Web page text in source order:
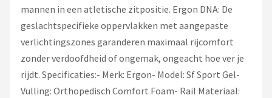
BBB Cycling
Schwalbe
Voltano
mannen in een atletische zitpositie. Ergon DNA: De
geslachtspecifieke oppervlakken met aangepaste
verlichtingszones garanderen maximaal rijcomfort
zonder verdoofdheid of ongemak, ongeacht hoe ver je
rijdt. Specificaties:- Merk: Ergon- Model: Sf Sport Gel-
Vulling: Orthopedisch Comfort Foam- Rail Materiaal: